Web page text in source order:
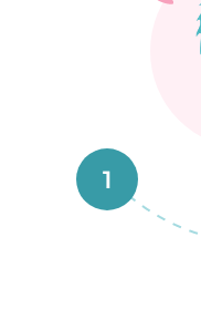
1